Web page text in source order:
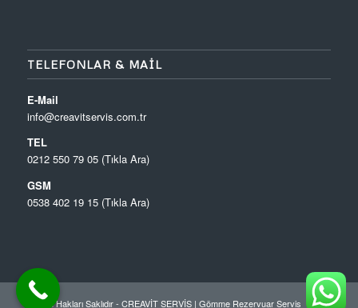
TELEFONLAR & MAIL
E-Mail
info@creavitservis.com.tr
TEL
0212 550 79 05 (Tıkla Ara)
GSM
0538 402 19 15 (Tıkla Ara)
© Tüm Hakları Saklıdır - CREAVİT SERVİS | Gömme Rezervuar Servis